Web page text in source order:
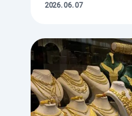
2026. 06. 07